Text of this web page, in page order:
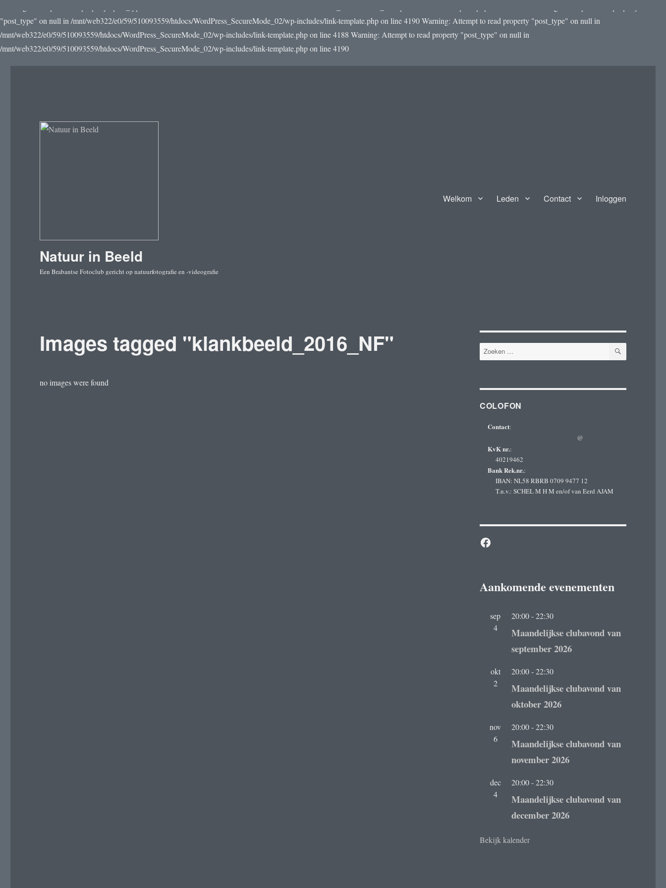
"post_type" on null in /mnt/web322/e0/59/510093559/htdocs/WordPress_SecureMode_02/wp-includes/link-template.php on line 4190Warning: Attempt to read property "post_type" on null in
/mnt/web322/e0/59/510093559/htdocs/WordPress_SecureMode_02/wp-includes/link-template.php on line 4188 Warning: Attempt to read property "post_type" on null in
/mnt/web322/e0/59/510093559/htdocs/WordPress_SecureMode_02/wp-includes/link-template.php on line 4190
Natuur in Beeld
Een Brabantse Fotoclub gericht op natuurfotografie en -videografie
Welkom Leden Contact Inloggen
Images tagged "klankbeeld_2016_NF"
no images were found
Zoeken
naar:
ZOEKEN
COLOFON
Contact:
@
KvK nr.:
40219462
Bank Rek.nr.:
IBAN: NL58 RBRB 0709 9477 12
T.n.v.: SCHEL M H M en/of van Eerd AJAM
Facebook
Aankomende evenementen
sep
4
20:00-22:30
Maandelijkse clubavond van
september 2026
okt
2
20:00-22:30
Maandelijkse clubavond van
oktober 2026
nov
6
20:00-22:30
Maandelijkse clubavond van
november 2026
dec
4
20:00-22:30
Maandelijkse clubavond van
december 2026
Bekijk kalender